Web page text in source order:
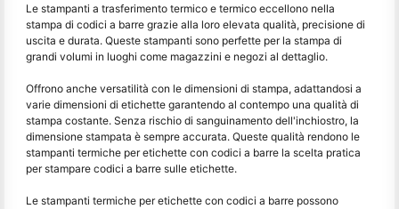
Le stampanti a trasferimento termico e termico eccellono nella
stampa di codici a barre grazie alla loro elevata qualità, precisione di
uscita e durata. Queste stampanti sono perfette per la stampa di
grandi volumi in luoghi come magazzini e negozi al dettaglio.
Offrono anche versatilità con le dimensioni di stampa, adattandosi a
varie dimensioni di etichette garantendo al contempo una qualità di
stampa costante. Senza rischio di sanguinamento dell'inchiostro, la
dimensione stampata è sempre accurata. Queste qualità rendono le
stampanti termiche per etichette con codici a barre la scelta pratica
per stampare codici a barre sulle etichette.
Le stampanti termiche per etichette con codici a barre possono